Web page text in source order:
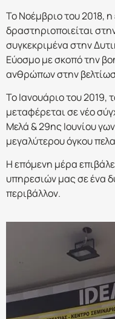
Το Νοέμβριο του 2018, η
δραστηριοποιείται
συγκεκριμένα στην
Εύοσμο με σκοπό την
ανθρώπων στην
Το Ιανουάριο του
μεταφέρεται σε νέο
Μελά & 29ης Ιουνίου
μεγαλύτερου όγκου
Η επόμενη μέρα
υπηρεσιών μας σε ένα
περιβάλλον.